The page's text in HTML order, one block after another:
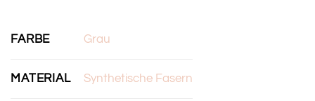
FARBE Grau
MATERIAL Synthetische Fasern